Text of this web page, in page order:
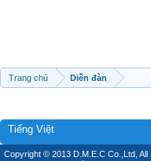
Trang chủ Diễn đàn
Tiếng Việt
Copyright © 2013 D.M.E.C Co.,Ltd, All